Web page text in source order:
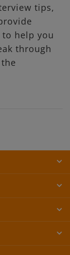
tips,
help you
through